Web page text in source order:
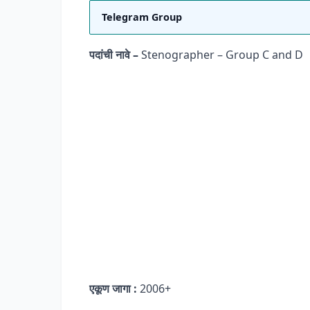
Telegram Group
पदांची नावे –Stenographer – Group C and D
एकूण जागा : 2006+